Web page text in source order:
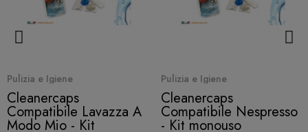
Quick View
Pulizia e Igiene
Cleanercaps
Compatibile Lavazza A
Modo Mio - Kit
Quick View
Pulizia e Igiene
Cleanercaps
Compatibile Nespresso
- Kit monouso